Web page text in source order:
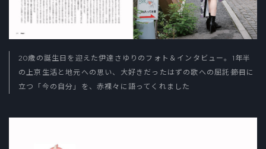
20歳の誕生日を迎えた伊達さゆりのフォト＆インタビュー。1年半
の上京生活と地元への思い、大好きだったはずの歌への屈託――節目に
立つ「今の自分」を、赤裸々に語ってくれました